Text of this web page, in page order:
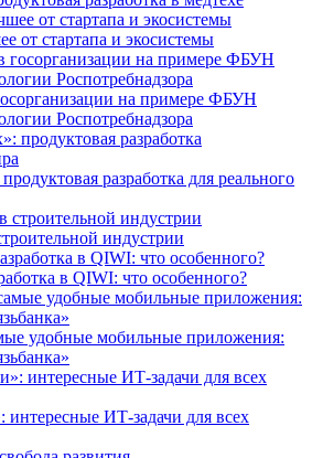
от стартапа и экосистемы
на примере ФБУН
Роспотребнадзора
разработка для реального
индустрии
в QIWI: что особенного?
удобные мобильные приложения:
интересные ИТ-задачи для всех